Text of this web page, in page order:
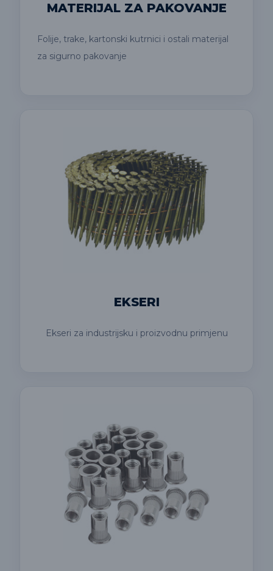
MATERIJAL ZA PAKOVANJE
Folije, trake, kartonski kutrnici i ostali materijal
za sigurno pakovanje
EKSERI
Ekseri za industrijsku i proizvodnu primjenu